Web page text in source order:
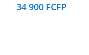
34 900 FCFP